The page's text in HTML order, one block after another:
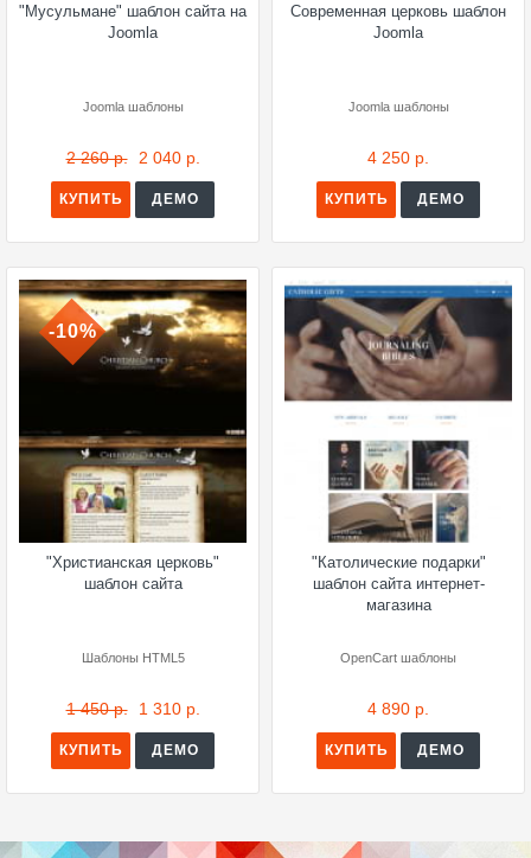
"Мусульмане" шаблон сайта на
Joomla
Joomla шаблоны
2 260 р. 2 040 р.
КУПИТЬ ДЕМО
Современная церковь шаблон
Joomla
Joomla шаблоны
4 250 р.
КУПИТЬ ДЕМО
-10%
"Христианская церковь"
шаблон сайта
Шаблоны HTML5
1 450 р. 1 310 р.
КУПИТЬ ДЕМО
"Католические подарки"
шаблон сайта интернет-
магазина
OpenCart шаблоны
4 890 р.
КУПИТЬ ДЕМО